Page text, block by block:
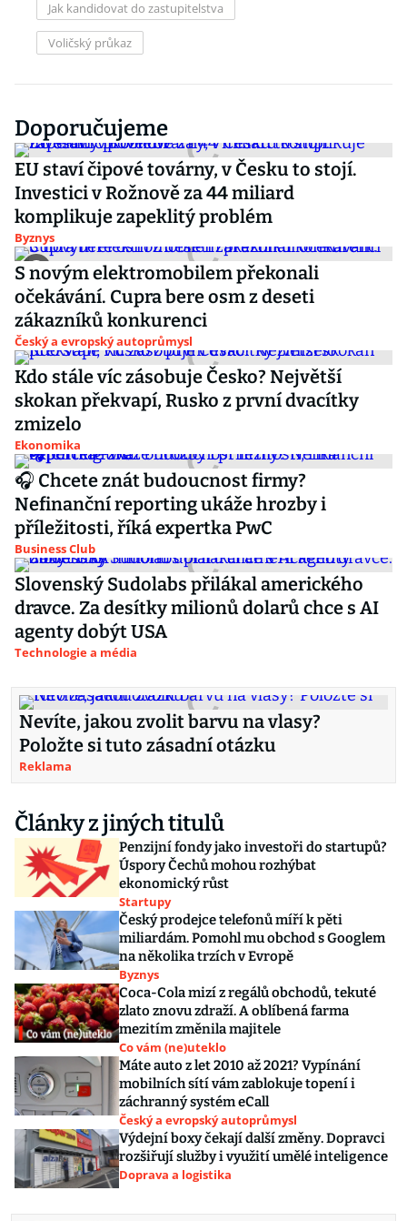
Jak kandidovat do zastupitelstva
Voličský průkaz
Doporučujeme
EU staví čipové továrny, v Česku to stojí.
Investici v Rožnově za 44 miliard
komplikuje zapeklitý problém
Byznys
S novým elektromobilem překonali
očekávání. Cupra bere osm z deseti
zákazníků konkurenci
Český a evropský autoprůmysl
Kdo stále víc zásobuje Česko? Největší
skokan překvapí, Rusko z první dvacítky
zmizelo
Ekonomika
🎧 Chcete znát budoucnost firmy?
Nefinanční reporting ukáže hrozby i
příležitosti, říká expertka PwC
Business Club
Slovenský Sudolabs přilákal amerického
dravce. Za desítky milionů dolarů chce s AI
agenty dobýt USA
Technologie a média
Nevíte, jakou zvolit barvu na vlasy?
Položte si tuto zásadní otázku
Reklama
Články z jiných titulů
Penzijní fondy jako investoři do startupů?
Úspory Čechů mohou rozhýbat
ekonomický růst
Startupy
Český prodejce telefonů míří k pěti
miliardám. Pomohl mu obchod s Googlem
na několika trzích v Evropě
Byznys
Coca-Cola mizí z regálů obchodů, tekuté
zlato znovu zdraží. A oblíbená farma
mezitím změnila majitele
Co vám (ne)uteklo
Máte auto z let 2010 až 2021? Vypínání
mobilních sítí vám zablokuje topení i
záchranný systém eCall
Český a evropský autoprůmysl
Výdejní boxy čekají další změny. Dopravci
rozšiřují služby i využití umělé inteligence
Doprava a logistika